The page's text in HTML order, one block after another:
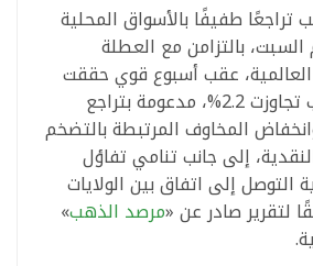
طفيفًا بالأسواق المحلية
السبت، بالتزامن مع العطلة
العالمية، عقب أسبوع قوي حققت
فيه الأوقية مكاسب تجاوزت 2.2%، مدعومة بتراجع
المخاوف المرتبطة بالتضخم
إلى جانب تنامي تفاؤل
التوصل إلى اتفاق بين الولايات
لتقرير صادر عن «مرصد الذهب»